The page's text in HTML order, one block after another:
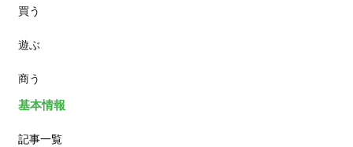
ランチ
カフェ
買う
遊ぶ
商う
基本情報
記事一覧